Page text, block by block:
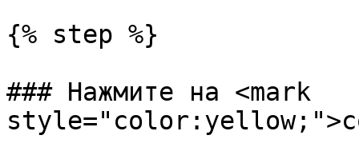
{% step %}
### Нажмите на <mark